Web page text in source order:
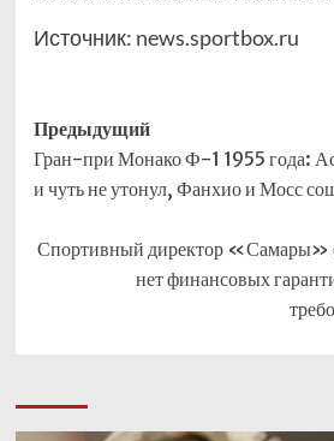
Источник: news.sportbox.ru
Навигация
записи
Предыдущий
Гран-при Монако Ф-1 1955 года:
и чуть не утонул, Фанхио и Мосс
Спортивный директор «Самары»
нет финансовых